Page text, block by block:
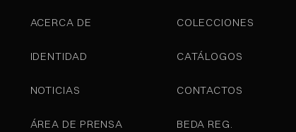
ACERCA DE
IDENTIDAD
NOTICIAS
ÁREA DE PRENSA
COLECCIONES
CATÁLOGOS
CONTACTOS
BEDA REG.